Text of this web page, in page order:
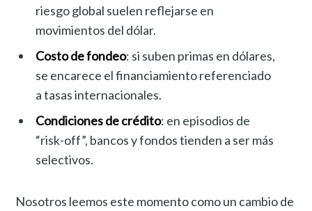
riesgo global suelen reflejarse en
movimientos del dólar.
Costo de fondeo: si suben primas en dólares,
se encarece el financiamiento referenciado
a tasas internacionales.
Condiciones de crédito: en episodios de
“risk-off”, bancos y fondos tienden a ser más
selectivos.
Nosotros leemos este momento como un cambio de